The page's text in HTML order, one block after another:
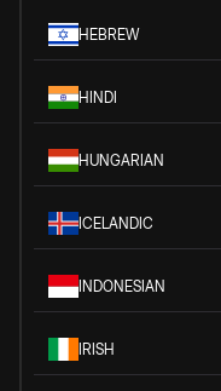
HEBREW
HINDI
HUNGARIAN
ICELANDIC
INDONESIAN
IRISH